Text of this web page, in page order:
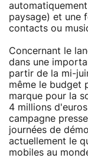
paysage) et une
contacts ou
Concernant le
dans une
partir de la mi-
même le budget
marque pour la
4 millions
campagne
journées de
actuellement le
mobiles au